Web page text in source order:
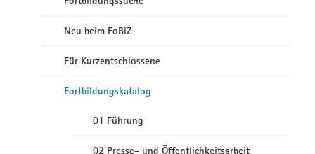
Neu beim FoBiZ
Für Kurzentschlossene
Fortbildungskatalog
01 Führung
02 Presse- und Öffentlichkeitsarbeit